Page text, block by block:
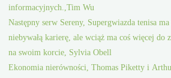
informacyjnych.,Tim Wu
Następny serw Sereny, Supergwiazda tenisa ma
niebywałą karierę, ale wciąż ma coś więcej do
na swoim korcie, Sylvia Obell
Ekonomia nierówności, Thomas Piketty i